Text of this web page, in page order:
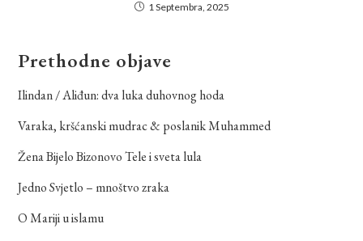
1 Septembra, 2025
Prethodne objave
Ilindan / Aliđun: dva luka duhovnog hoda
Varaka, kršćanski mudrac & poslanik Muhammed
Žena Bijelo Bizonovo Tele i sveta lula
Jedno Svjetlo – mnoštvo zraka
O Mariji u islamu